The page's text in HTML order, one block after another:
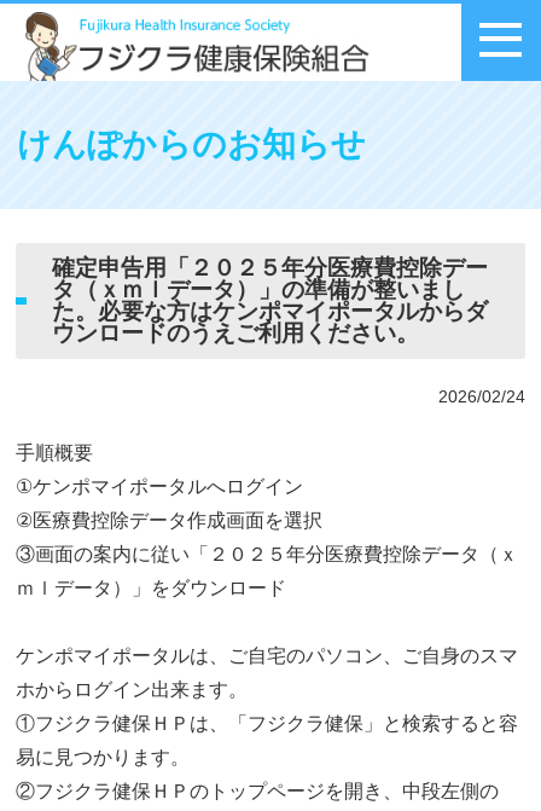
けんぽからのお知らせ
確定申告用「２０２５年分医療費控除デー
タ（ｘｍｌデータ）」の準備が整いまし
た。必要な方はケンポマイポータルからダ
ウンロードのうえご利用ください。
2026/02/24
手順概要
①ケンポマイポータルへログイン
②医療費控除データ作成画面を選択
③画面の案内に従い「２０２５年分医療費控除データ（ｘ
ｍｌデータ）」をダウンロード
ケンポマイポータルは、ご自宅のパソコン、ご自身のスマ
ホからログイン出来ます。
①フジクラ健保ＨＰは、「フジクラ健保」と検索すると容
易に見つかります。
②フジクラ健保ＨＰのトップページを開き、中段左側の